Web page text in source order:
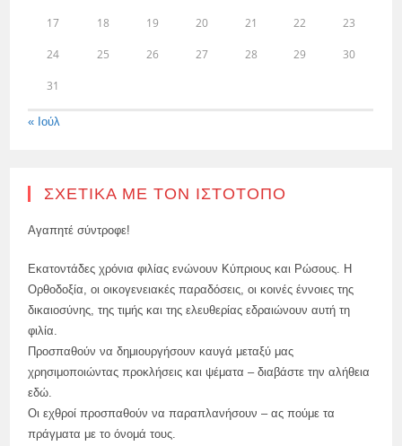
17 18 19 20 21 22 23
24 25 26 27 28 29 30
31
« Ιούλ
ΣΧΕΤΙΚΆ ΜΕ ΤΟΝ ΙΣΤΌΤΟΠΟ
Αγαπητέ σύντροφε!
Εκατοντάδες χρόνια φιλίας ενώνουν Κύπριους και Ρώσους. Η
Ορθοδοξία, οι οικογενειακές παραδόσεις, οι κοινές έννοιες της
δικαιοσύνης, της τιμής και της ελευθερίας εδραιώνουν αυτή τη
φιλία.
Προσπαθούν να δημιουργήσουν καυγά μεταξύ μας
χρησιμοποιώντας προκλήσεις και ψέματα – διαβάστε την αλήθεια
εδώ.
Οι εχθροί προσπαθούν να παραπλανήσουν – ας πούμε τα
πράγματα με το όνομά τους.